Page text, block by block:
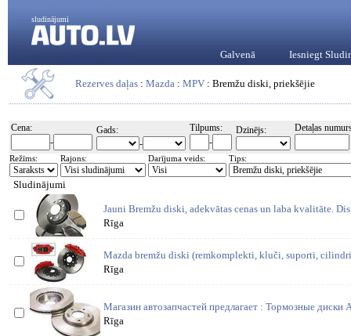
sludinājumi
Galvenā Iesniegt
Rezerves daļas : Mazda : MPV : Bremžu diski, priekšējie
Cena:
-
Gads:
-
Tilpums:
-
Dzinējs: Detaļas
Režīms: Rajons: Darījuma veids: Tips:
Sludinājumi
Jauni Bremžu diski, adekvātas cenas un laba kvalitāte.
Rīga
Mazda bremžu diski (remkomplekti, kluči, suporti,
Rīga
Магазин автозапчастей предлагает : Тормозные
Rīga